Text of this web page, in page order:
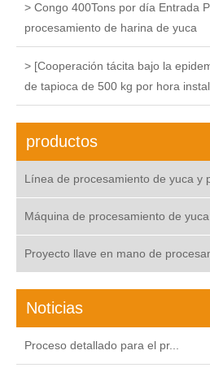
> Congo 400Tons por día Entrada
procesamiento de harina de yuca
> [Cooperación tácita bajo la
de tapioca de 500 kg por hora
productos
Línea de procesamiento de yuca y
Máquina de procesamiento de yuca
Proyecto llave en mano de
Noticias
Proceso detallado para el pr...